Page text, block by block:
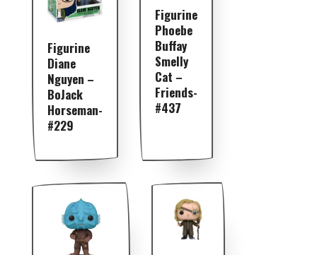
Figurine
Diane
Nguyen –
BoJack
Horseman-
#229
Figurine
Phoebe
Buffay
Smelly
Cat –
Friends-
#437